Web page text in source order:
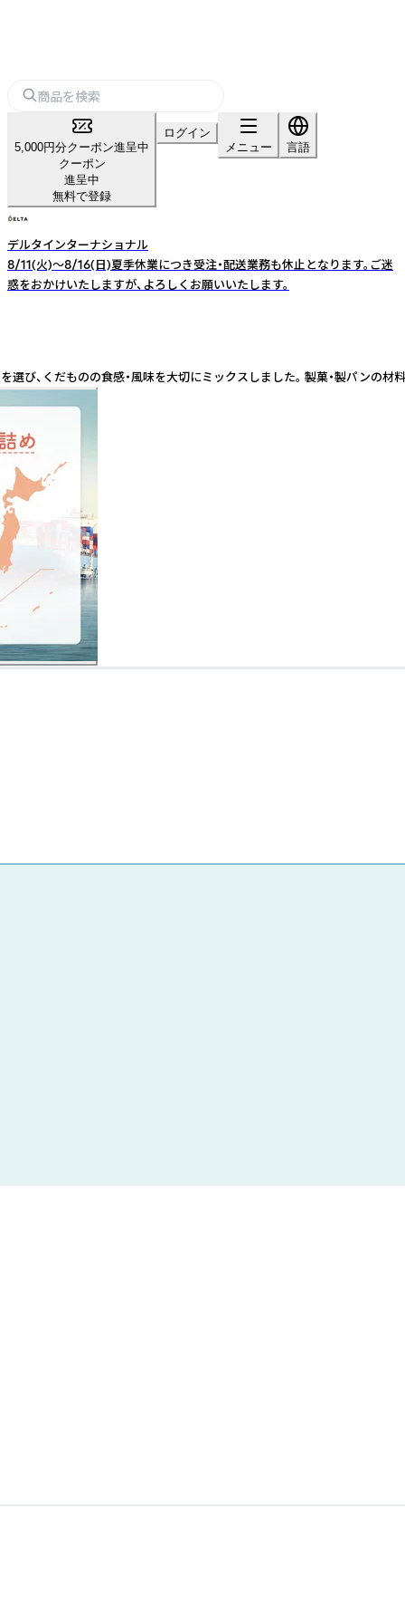
5,000円分クーポン進呈中
クーポン
進呈中
無料で登録
ログイン
メニュー
言語
デルタインターナショナル
8/11(火)～8/16(日)夏季休業につき受注・配送業務も休止となります。ご迷
惑をおかけいたしますが、よろしくお願いいたします。
、くだものの食感・風味を大切にミックスしました。 製菓・製パンの